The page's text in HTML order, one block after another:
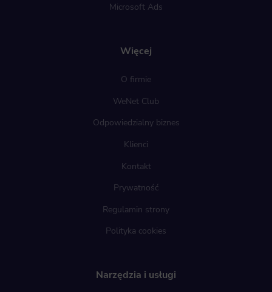
Więcej
O firmie
WeNet Club
Odpowiedzialny biznes
Klienci
Kontakt
Prywatność
Regulamin strony
Polityka cookies
Narzędzia i usługi
Microsoft Ads